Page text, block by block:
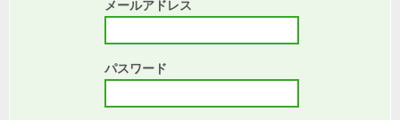
メールアドレス
パスワード